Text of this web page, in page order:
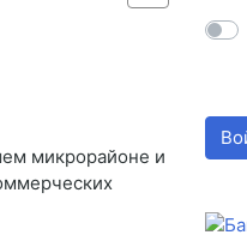
микрорайоне и